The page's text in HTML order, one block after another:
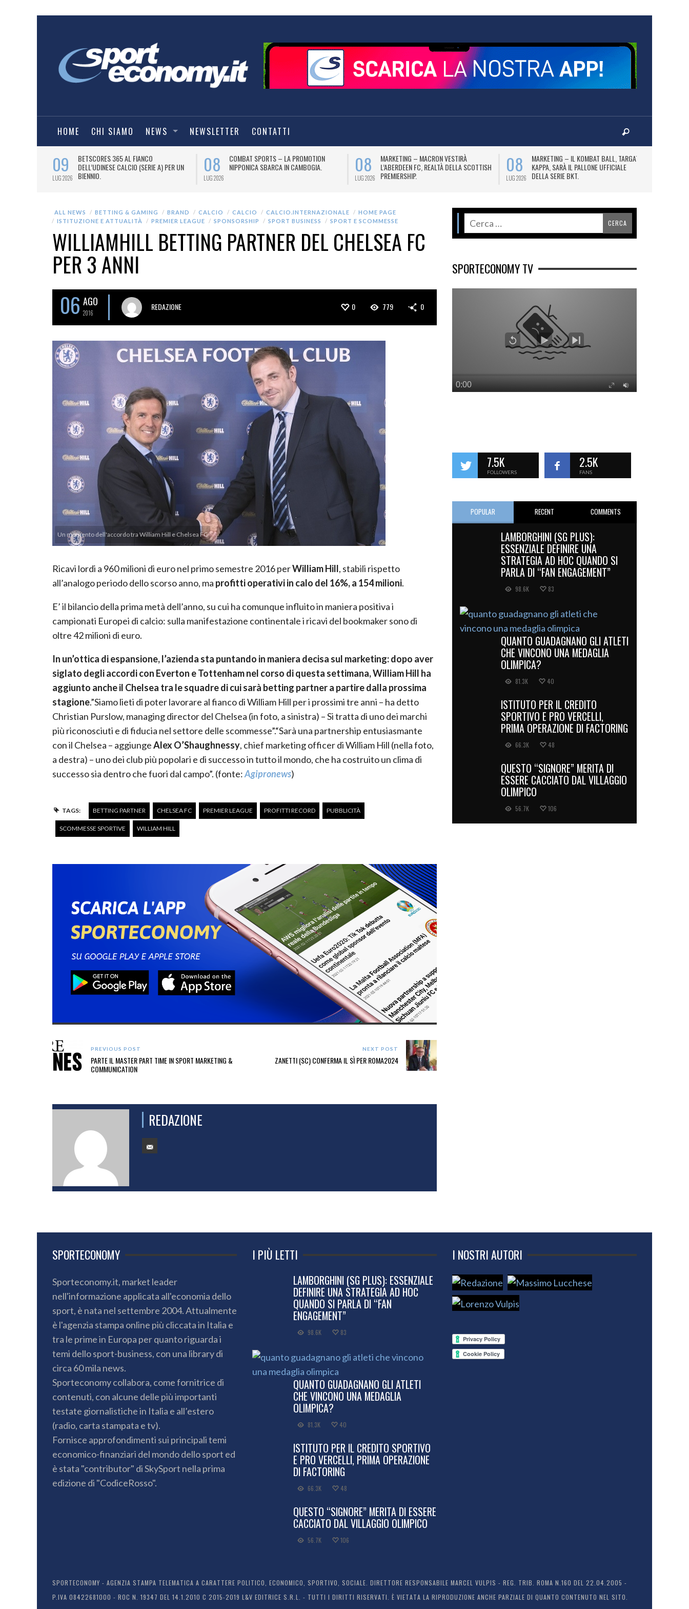
HOME CHI SIAMO NEWS NEWSLETTER CONTATTI
09
LUG 2026
BETSCORES 365 AL FIANCO
DELL’UDINESE CALCIO (SERIE A) PER UN
BIENNIO.
08
LUG 2026
COMBAT SPORTS – LA PROMOTION
NIPPONICA SBARCA IN CAMBOGIA.
08
LUG 2026
MARKETING – MACRON VESTIRÀ
L’ABERDEEN FC, REALTÀ DELLA SCOTTISH
PREMIERSHIP.
08
LUG 2026
MARKETING – IL KOMBAT BALL, TARGATO
KAPPA, SARÀ IL PALLONE UFFICIALE
DELLA SERIE BKT.
ALL NEWS BETTING & GAMING BRAND CALCIO CALCIO CALCIO.INTERNAZIONALE
HOME PAGE
ISTITUZIONE E ATTUALITÀ
PREMIER LEAGUE SPONSORSHIP SPORT BUSINESS SPORT E SCOMMESSE
WILLIAMHILL BETTING PARTNER DEL CHELSEA FC
PER 3 ANNI
06 AGO
2016
REDAZIONE 0 779 0
Un momento dell'accordo tra William Hill e Chelsea FC
Ricavi lordi a 960 milioni di euro nel primo semestre 2016 perWilliam Hill, stabili rispetto
all’analogo periodo dello scorso anno, ma profitti operativi in calo del 16%, a 154 milioni.
E’ il bilancio della prima metà dell’anno, su cui ha comunque influito in maniera positiva i
campionati Europei di calcio: sulla manifestazione continentale i ricavi del bookmaker sono di
oltre 42 milioni di euro.
In un’ottica di espansione, l’azienda sta puntando in maniera decisa sul marketing: dopo aver
siglato degli accordi con Everton e Tottenham nel corso di questa settimana, William Hill ha
aggiunto anche il Chelsea tra le squadre di cui sarà betting partner a partire dalla prossima
stagione.”Siamo lieti di poter lavorare al fianco di William Hill per i prossimi tre anni – ha detto
Christian Purslow, managing director del Chelsea (in foto, a sinistra) – Si tratta di uno dei marchi
più riconosciuti e di fiducia nel settore delle scommesse”.“Sarà una partnership entusiasmante
con il Chelsea – aggiungeAlex O’Shaughnessy, chief marketing officer di William Hill (nella foto,
a destra) – uno dei club più popolari e di successo in tutto il mondo, che ha costruito un clima di
successo sia dentro che fuori dal campo”. (fonte:Agipronews)
TAGS: BETTING PARTNER CHELSEA FC PREMIER LEAGUE PROFITTI RECORD PUBBLICITÀ
SCOMMESSE SPORTIVE WILLIAM HILL
PREVIOUS POST
PARTE IL MASTER PART TIME IN SPORT MARKETING &
COMMUNICATION
NEXT POST
ZANETTI (SC) CONFERMA IL SÌ PER ROMA2024
REDAZIONE
SPORTECONOMY TV
7.5K
FOLLOWERS
2.5K
FANS
POPULAR RECENT COMMENTS
LAMBORGHINI (SG PLUS):
ESSENZIALE DEFINIRE UNA
STRATEGIA AD HOC QUANDO SI
PARLA DI “FAN ENGAGEMENT”
98.6K 83
QUANTO GUADAGNANO GLI ATLETI
CHE VINCONO UNA MEDAGLIA
OLIMPICA?
81.3K 40
ISTITUTO PER IL CREDITO
SPORTIVO E PRO VERCELLI,
PRIMA OPERAZIONE DI FACTORING
66.3K 48
QUESTO “SIGNORE” MERITA DI
ESSERE CACCIATO DAL VILLAGGIO
OLIMPICO
56.7K 106
SPORTECONOMY
Sporteconomy.it, market leader
nell'informazione applicata all'economia dello
sport, è nata nel settembre 2004. Attualmente
è l'agenzia stampa online più cliccata in Italia e
tra le prime in Europa per quanto riguarda i
temi dello sport-business, con una library di
circa 60 mila news.
Sporteconomy collabora, come fornitrice di
contenuti, con alcune delle più importanti
testate giornalistiche in Italia e all’estero
(radio, carta stampata e tv).
Fornisce approfondimenti sui principali temi
economico-finanziari del mondo dello sport ed
è stata "contributor" di SkySport nella prima
edizione di "CodiceRosso".
I PIÙ LETTI
LAMBORGHINI (SG PLUS): ESSENZIALE
DEFINIRE UNA STRATEGIA AD HOC
QUANDO SI PARLA DI “FAN
ENGAGEMENT”
98.6K 83
QUANTO GUADAGNANO GLI ATLETI
CHE VINCONO UNA MEDAGLIA
OLIMPICA?
81.3K 40
ISTITUTO PER IL CREDITO SPORTIVO
E PRO VERCELLI, PRIMA OPERAZIONE
DI FACTORING
66.3K 48
QUESTO “SIGNORE” MERITA DI ESSERE
CACCIATO DAL VILLAGGIO OLIMPICO
56.7K 106
I NOSTRI AUTORI
SPORTECONOMY - AGENZIA STAMPA TELEMATICA A CARATTERE POLITICO, ECONOMICO, SPORTIVO, SOCIALE. DIRETTORE RESPONSABILE MARCEL VULPIS - REG. TRIB. ROMA N.160 DEL 22.04.2005 -
P.IVA 08422681000 - ROC N. 19347 DEL 14.1.2010 C 2015-2019 L&V EDITRICE S.R.L. - TUTTI I DIRITTI RISERVATI. È VIETATA LA RIPRODUZIONE ANCHE PARZIALE DI QUANTO CONTENUTO NEL SITO.